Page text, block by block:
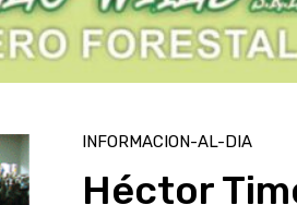
INFORMACION-AL-DIA
Héctor